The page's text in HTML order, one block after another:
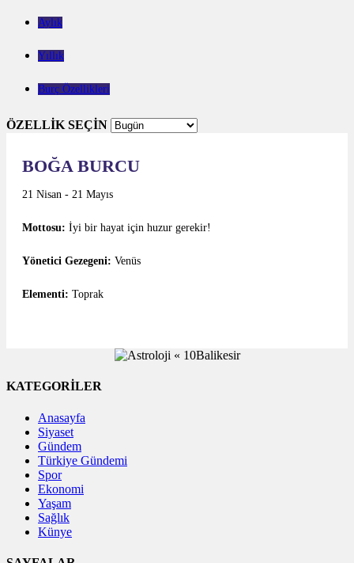
Aylık
Yıllık
Burç Özellikleri
ÖZELLİK SEÇİN
BOĞA BURCU
21 Nisan - 21 Mayıs
Mottosu: İyi bir hayat için huzur gerekir!
Yönetici Gezegeni: Venüs
Elementi: Toprak
KATEGORİLER
Anasayfa
Siyaset
Gündem
Türkiye Gündemi
Spor
Ekonomi
Yaşam
Sağlık
Künye